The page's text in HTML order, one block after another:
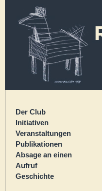
Der Club
Initiativen
Veranstaltungen
Publikationen
Absage an einen
Aufruf
Geschichte